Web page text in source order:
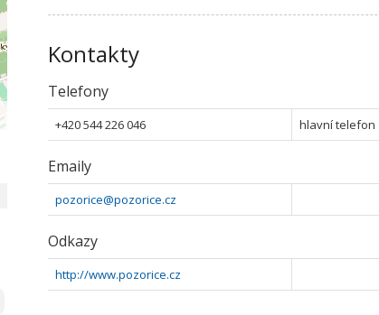
Kontakty
Telefony
+420 544 226 046 hlavní telefon
Emaily
pozorice@pozorice.cz
Odkazy
http://www.pozorice.cz